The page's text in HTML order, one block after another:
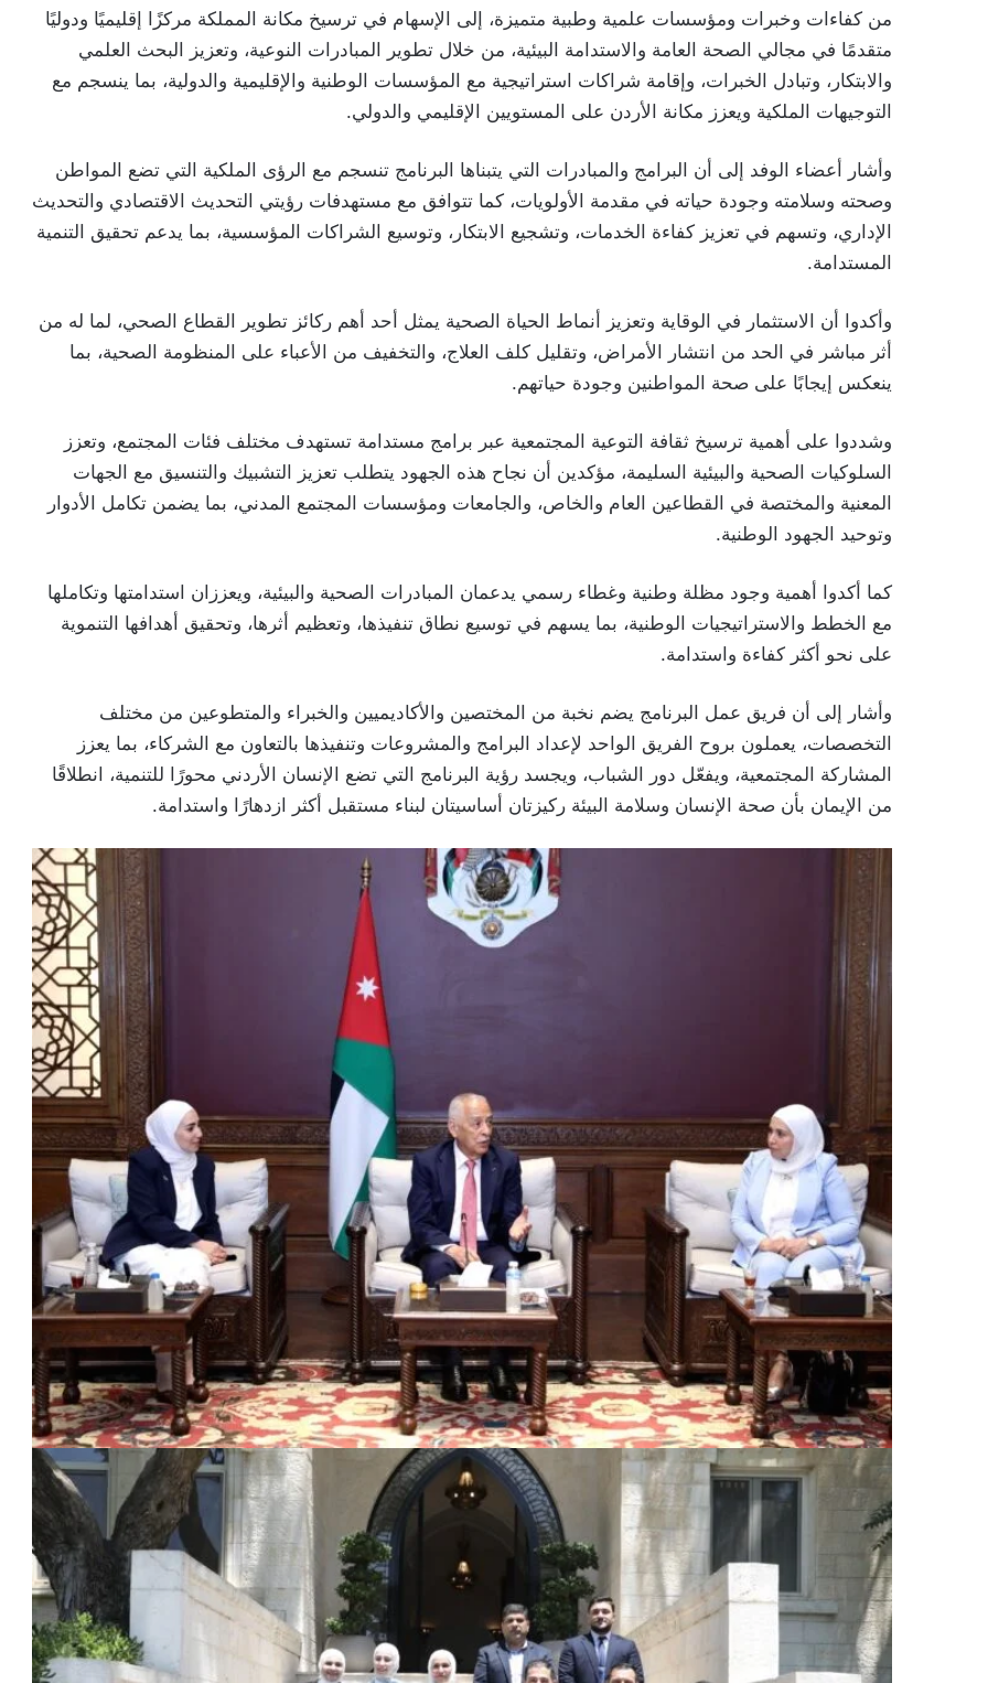
من كفاءات وخبرات ومؤسسات علمية وطبية متميزة، إلى الإسهام في ترسيخ مكانة المملكة مركزًا إقليميًا ودوليًا
متقدمًا في مجالي الصحة العامة والاستدامة البيئية، من خلال تطوير المبادرات النوعية، وتعزيز البحث العلمي
والابتكار، وتبادل الخبرات، وإقامة شراكات استراتيجية مع المؤسسات الوطنية والإقليمية والدولية، بما ينسجم مع
التوجيهات الملكية ويعزز مكانة الأردن على المستويين الإقليمي والدولي.
وأشار أعضاء الوفد إلى أن البرامج والمبادرات التي يتبناها البرنامج تنسجم مع الرؤى الملكية التي تضع المواطن
وصحته وسلامته وجودة حياته في مقدمة الأولويات، كما تتوافق مع مستهدفات رؤيتي التحديث الاقتصادي والتحديث
الإداري، وتسهم في تعزيز كفاءة الخدمات، وتشجيع الابتكار، وتوسيع الشراكات المؤسسية، بما يدعم تحقيق التنمية
المستدامة.
وأكدوا أن الاستثمار في الوقاية وتعزيز أنماط الحياة الصحية يمثل أحد أهم ركائز تطوير القطاع الصحي، لما له من
أثر مباشر في الحد من انتشار الأمراض، وتقليل كلف العلاج، والتخفيف من الأعباء على المنظومة الصحية، بما
ينعكس إيجابًا على صحة المواطنين وجودة حياتهم.
وشددوا على أهمية ترسيخ ثقافة التوعية المجتمعية عبر برامج مستدامة تستهدف مختلف فئات المجتمع، وتعزز
السلوكيات الصحية والبيئية السليمة، مؤكدين أن نجاح هذه الجهود يتطلب تعزيز التشبيك والتنسيق مع الجهات
المعنية والمختصة في القطاعين العام والخاص، والجامعات ومؤسسات المجتمع المدني، بما يضمن تكامل الأدوار
وتوحيد الجهود الوطنية.
كما أكدوا أهمية وجود مظلة وطنية وغطاء رسمي يدعمان المبادرات الصحية والبيئية، ويعززان استدامتها وتكاملها
مع الخطط والاستراتيجيات الوطنية، بما يسهم في توسيع نطاق تنفيذها، وتعظيم أثرها، وتحقيق أهدافها التنموية
على نحو أكثر كفاءة واستدامة.
وأشار إلى أن فريق عمل البرنامج يضم نخبة من المختصين والأكاديميين والخبراء والمتطوعين من مختلف
التخصصات، يعملون بروح الفريق الواحد لإعداد البرامج والمشروعات وتنفيذها بالتعاون مع الشركاء، بما يعزز
المشاركة المجتمعية، ويفعّل دور الشباب، ويجسد رؤية البرنامج التي تضع الإنسان الأردني محورًا للتنمية، انطلاقًا
من الإيمان بأن صحة الإنسان وسلامة البيئة ركيزتان أساسيتان لبناء مستقبل أكثر ازدهارًا واستدامة.